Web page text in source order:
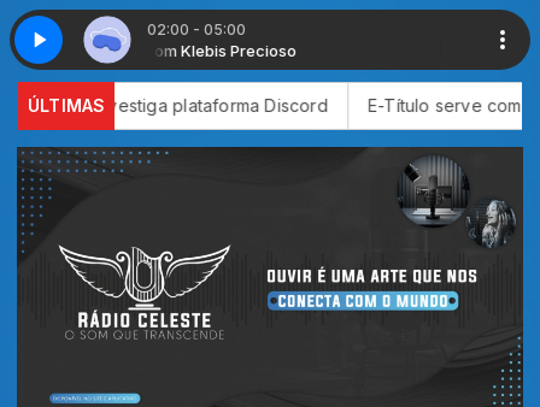
02:00 - 05:00
Insônia com Klebis Precioso Insônia com
ÚLTIMAS
plataforma Discord E-Título serve como documento